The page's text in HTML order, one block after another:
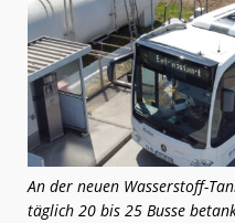
An der neuen Wasserstoff-
täglich 20 bis 25 Busse